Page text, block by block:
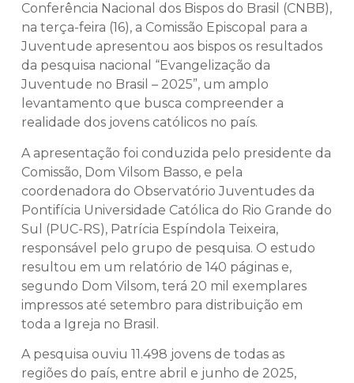
Conferência Nacional dos Bispos do Brasil (CNBB),
na terça-feira (16), a Comissão Episcopal para a
Juventude apresentou aos bispos os resultados
da pesquisa nacional “Evangelização da
Juventude no Brasil – 2025”, um amplo
levantamento que busca compreender a
realidade dos jovens católicos no país.
A apresentação foi conduzida pelo presidente da
Comissão, Dom Vilsom Basso, e pela
coordenadora do Observatório Juventudes da
Pontifícia Universidade Católica do Rio Grande do
Sul (PUC-RS), Patrícia Espíndola Teixeira,
responsável pelo grupo de pesquisa. O estudo
resultou em um relatório de 140 páginas e,
segundo Dom Vilsom, terá 20 mil exemplares
impressos até setembro para distribuição em
toda a Igreja no Brasil.
A pesquisa ouviu 11.498 jovens de todas as
regiões do país, entre abril e junho de 2025,